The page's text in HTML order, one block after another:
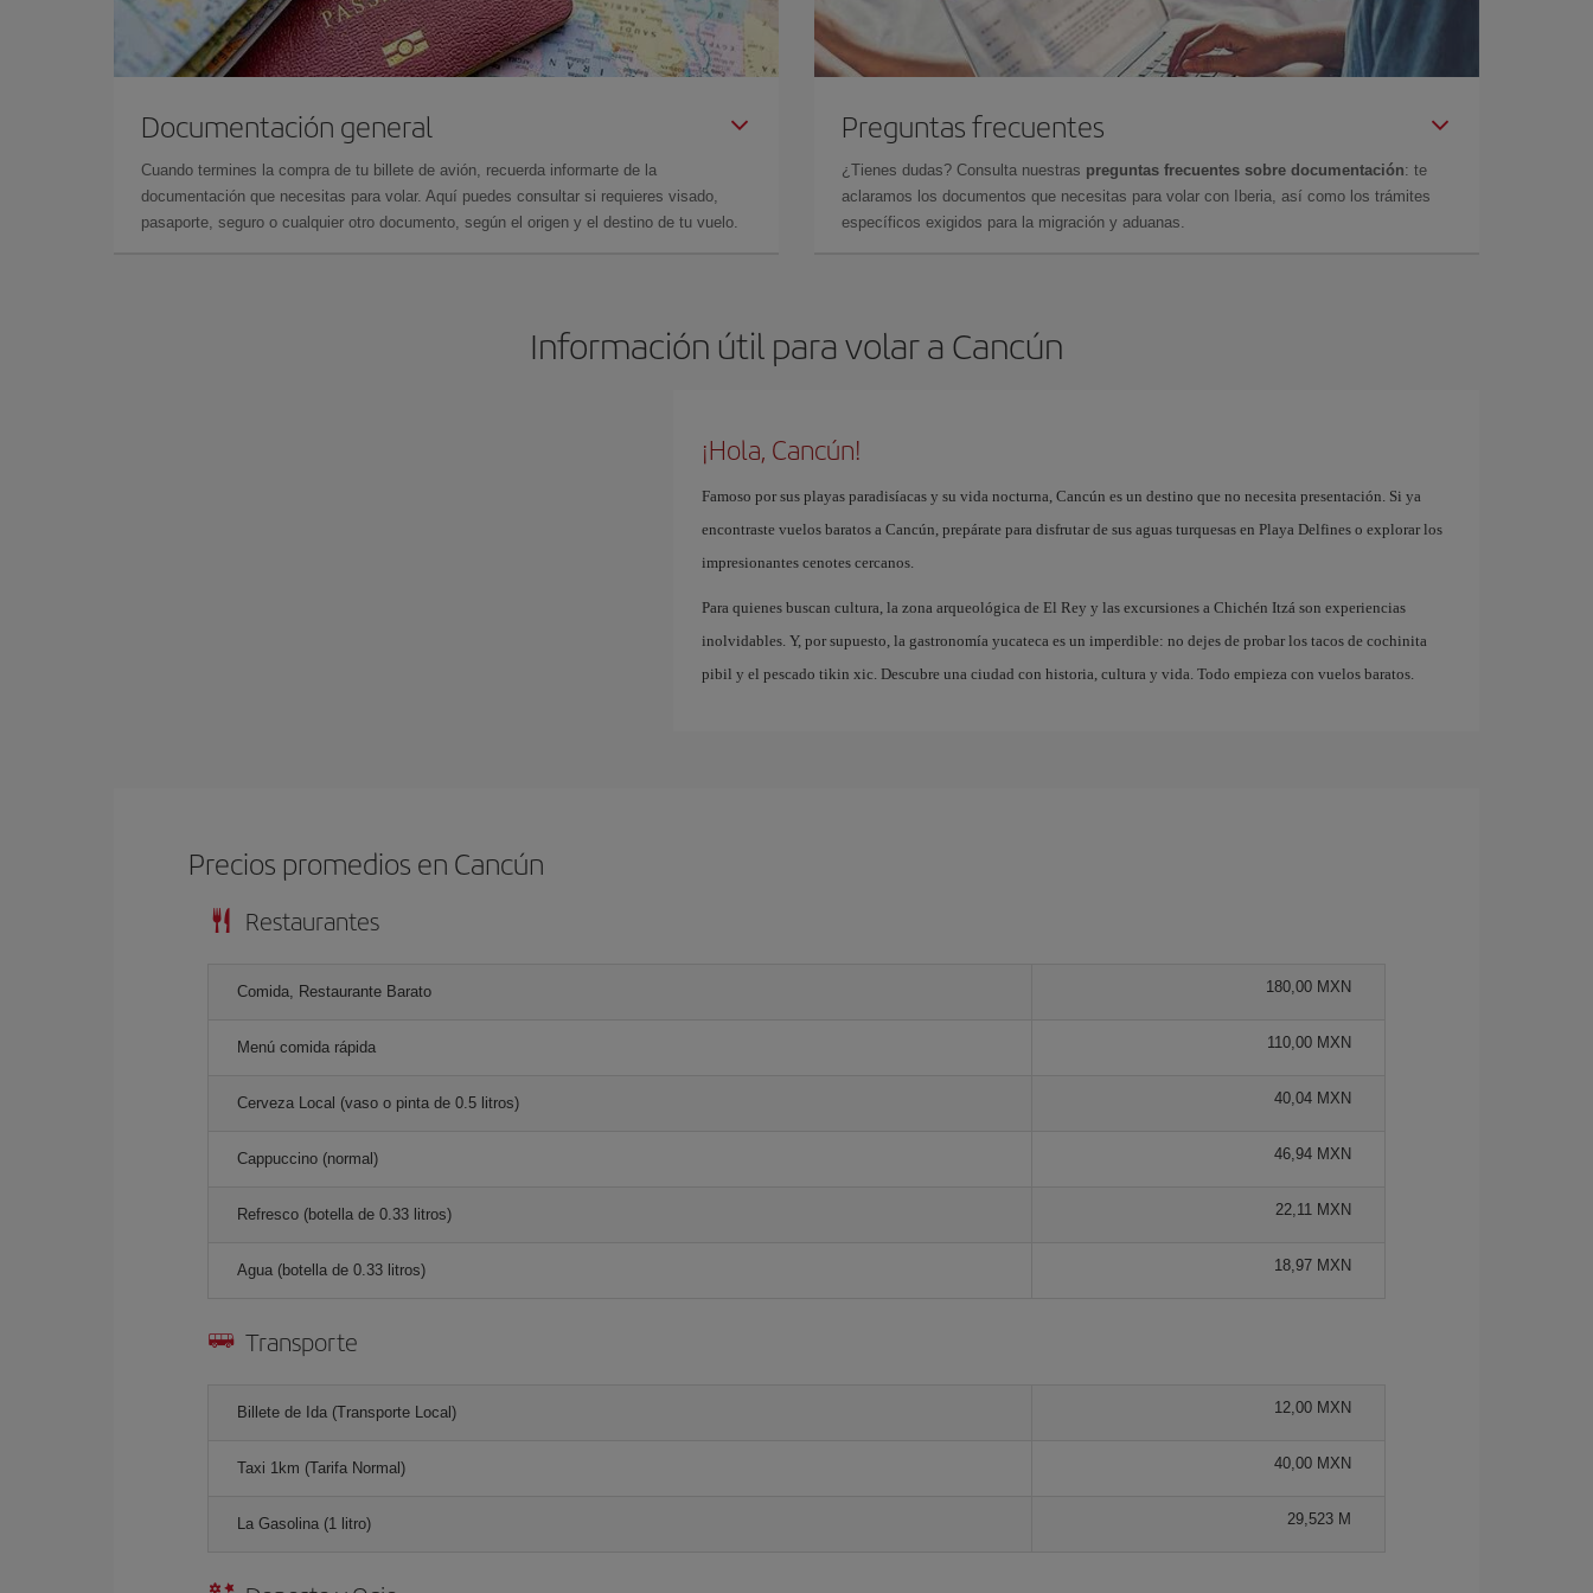
Documentación general
Cuando termines la compra de tu billete de avión, recuerda informarte de la
documentación que necesitas para volar. Aquí puedes consultar si requieres visado,
pasaporte, seguro o cualquier otro documento, según el origen y el destino de tu vuelo.
Preguntas frecuentes
¿Tienes dudas? Consulta nuestras preguntas frecuentes sobre documentación: te
aclaramos los documentos que necesitas para volar con Iberia, así como los trámites
específicos exigidos para la migración y aduanas.
Información útil para volar a Cancún
¡Hola, Cancún!
Famoso por sus playas paradisíacas y su vida nocturna, Cancún es un destino que no necesita presentación. Si ya
encontraste vuelos baratos a Cancún, prepárate para disfrutar de sus aguas turquesas en Playa Delfines o explorar los
impresionantes cenotes cercanos.
Para quienes buscan cultura, la zona arqueológica de El Rey y las excursiones a Chichén Itzá son experiencias
inolvidables. Y, por supuesto, la gastronomía yucateca es un imperdible: no dejes de probar los tacos de cochinita
pibil y el pescado tikin xic. Descubre una ciudad con historia, cultura y vida. Todo empieza con vuelos baratos.
Precios promedios en Cancún
Restaurantes
Comida, Restaurante Barato 180,00 MXN
Menú comida rápida 110,00 MXN
Cerveza Local (vaso o pinta de 0.5 litros) 40,04 MXN
Cappuccino (normal) 46,94 MXN
Refresco (botella de 0.33 litros) 22,11 MXN
Agua (botella de 0.33 litros) 18,97 MXN
Transporte
Billete de Ida (Transporte Local) 12,00 MXN
Taxi 1km (Tarifa Normal) 40,00 MXN
La Gasolina (1 litro) 29,523 M